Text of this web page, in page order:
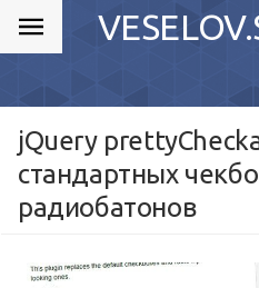
jQuery
стандартных
радиобатонов